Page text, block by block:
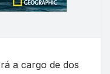
a cargo de dos